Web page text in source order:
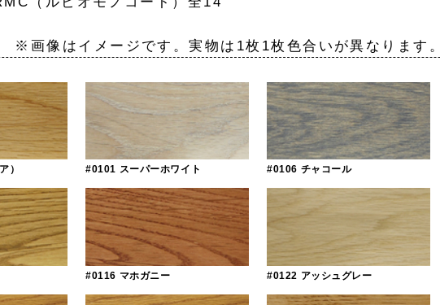
ージです。実物は1枚1枚色合いが異なります。
） #0101 スーパーホワイト #0106 チャコール
#0116 マホガニー #0122 アッシュグレー